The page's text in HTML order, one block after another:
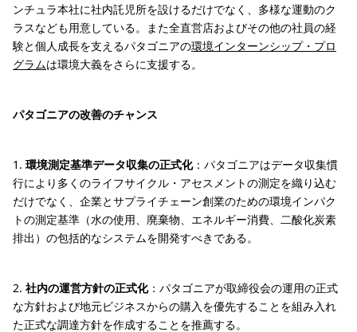
ンチュラ本社に社内託児所を設けるだけでなく、多様な運動のク
ラスなども用意している。また全直営店およびその他の社員の経
験と個人成長を支えるパタゴニアの環境インターンシップ・プロ
グラムは環境大義をさらに支援する。
パタゴニアの改善のチャンス
1. 環境測定基準データ収集の正式化：パタゴニアはデータ収集慣
行により多くのライフサイクル・アセスメントの測定を織り込む
だけでなく、企業とサプライチェーン創業のための環境インパク
トの測定基準（水の使用、廃棄物、エネルギー消費、二酸化炭素
排出）の包括的なシステムを開発すべきである。
2. 社内の運営方針の正式化：パタゴニアが取締役会の運用の正式
な方針および地元ビジネスからの購入を優先することを組み入れ
た正式な調達方針を作成することを推薦する。